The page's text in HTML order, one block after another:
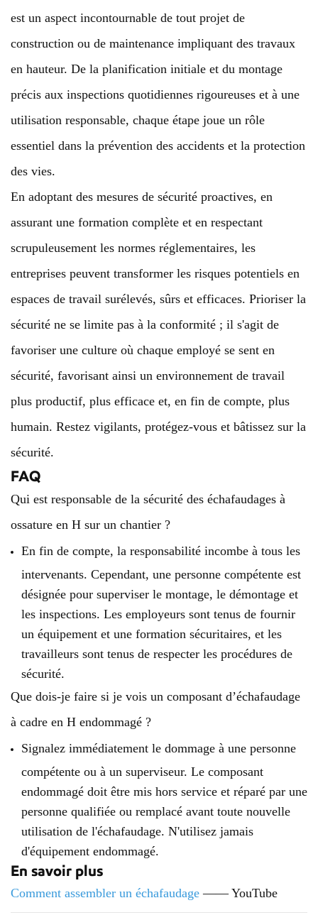
est un aspect incontournable de tout projet de
construction ou de maintenance impliquant des travaux
en hauteur. De la planification initiale et du montage
précis aux inspections quotidiennes rigoureuses et à une
utilisation responsable, chaque étape joue un rôle
essentiel dans la prévention des accidents et la protection
des vies.
En adoptant des mesures de sécurité proactives, en
assurant une formation complète et en respectant
scrupuleusement les normes réglementaires, les
entreprises peuvent transformer les risques potentiels en
espaces de travail surélevés, sûrs et efficaces. Prioriser la
sécurité ne se limite pas à la conformité ; il s'agit de
favoriser une culture où chaque employé se sent en
sécurité, favorisant ainsi un environnement de travail
plus productif, plus efficace et, en fin de compte, plus
humain. Restez vigilants, protégez-vous et bâtissez sur la
sécurité.
FAQ
Qui est responsable de la sécurité des échafaudages à
ossature en H sur un chantier ?
En fin de compte, la responsabilité incombe à tous les
intervenants. Cependant, une personne compétente est
désignée pour superviser le montage, le démontage et
les inspections. Les employeurs sont tenus de fournir
un équipement et une formation sécuritaires, et les
travailleurs sont tenus de respecter les procédures de
sécurité.
Que dois-je faire si je vois un composant d’échafaudage
à cadre en H endommagé ?
Signalez immédiatement le dommage à une personne
compétente ou à un superviseur. Le composant
endommagé doit être mis hors service et réparé par une
personne qualifiée ou remplacé avant toute nouvelle
utilisation de l'échafaudage. N'utilisez jamais
d'équipement endommagé.
En savoir plus
Comment assembler un échafaudage —— YouTube